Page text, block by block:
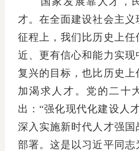
才。在全面建设社会主义
征程上，我们比历史上任
近、更有信心和能力实现
复兴的目标，也比历史上
加渴求人才。党的二十
出：“强化现代化建设人
深入实施新时代人才强国
部署。这是以习近平同志
司
投
诉
受
理
道